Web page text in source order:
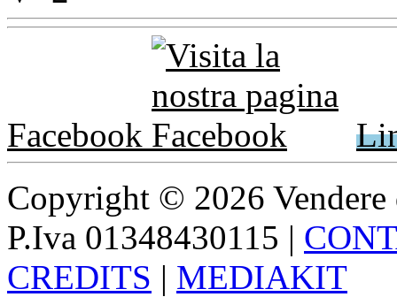
Facebook
Copyright © 2026
P.Iva 01348430115 |
CREDITS | MEDIAKIT